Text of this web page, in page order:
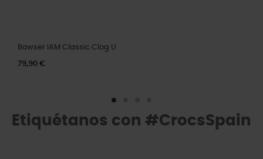
Bowser IAM Classic Clog U
79,90 €
Etiquétanos con #CrocsSpain